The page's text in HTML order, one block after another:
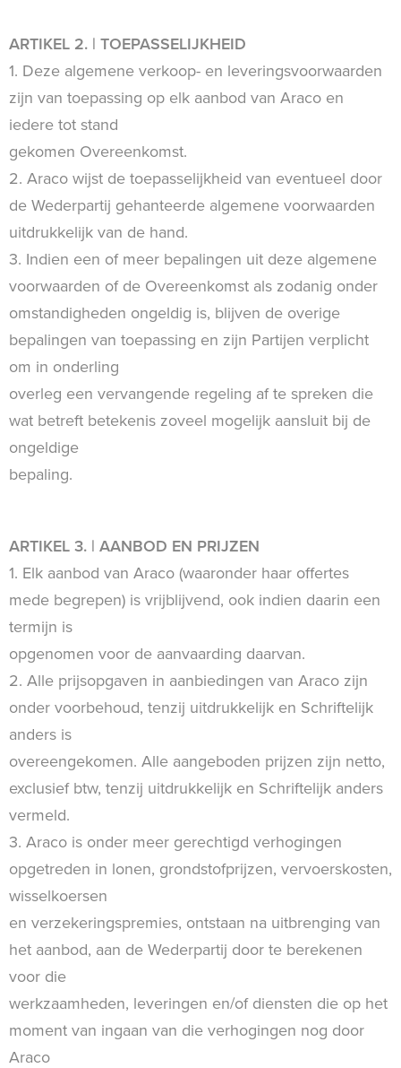
ARTIKEL 2. | TOEPASSELIJKHEID
1. Deze algemene verkoop- en leveringsvoorwaarden
zijn van toepassing op elk aanbod van Araco en
iedere tot stand
gekomen Overeenkomst.
2. Araco wijst de toepasselijkheid van eventueel door
de Wederpartij gehanteerde algemene voorwaarden
uitdrukkelijk van de hand.
3. Indien een of meer bepalingen uit deze algemene
voorwaarden of de Overeenkomst als zodanig onder
omstandigheden ongeldig is, blijven de overige
bepalingen van toepassing en zijn Partijen verplicht
om in onderling
overleg een vervangende regeling af te spreken die
wat betreft betekenis zoveel mogelijk aansluit bij de
ongeldige
bepaling.
ARTIKEL 3. | AANBOD EN PRIJZEN
1. Elk aanbod van Araco (waaronder haar offertes
mede begrepen) is vrijblijvend, ook indien daarin een
termijn is
opgenomen voor de aanvaarding daarvan.
2. Alle prijsopgaven in aanbiedingen van Araco zijn
onder voorbehoud, tenzij uitdrukkelijk en Schriftelijk
anders is
overeengekomen. Alle aangeboden prijzen zijn netto,
exclusief btw, tenzij uitdrukkelijk en Schriftelijk anders
vermeld.
3. Araco is onder meer gerechtigd verhogingen
opgetreden in lonen, grondstofprijzen, vervoerskosten,
wisselkoersen
en verzekeringspremies, ontstaan na uitbrenging van
het aanbod, aan de Wederpartij door te berekenen
voor die
werkzaamheden, leveringen en/of diensten die op het
moment van ingaan van die verhogingen nog door
Araco